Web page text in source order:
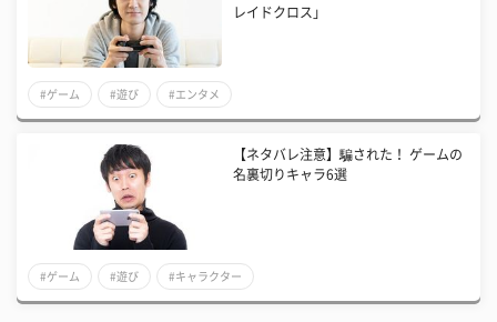
レイドクロス」
#ゲーム #遊び #エンタメ
【ネタバレ注意】騙された！ ゲームの
名裏切りキャラ6選
#ゲーム #遊び #キャラクター